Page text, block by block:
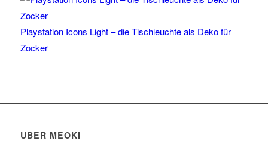
Playstation Icons Light – die Tischleuchte als Deko für
Zocker
ÜBER MEOKI